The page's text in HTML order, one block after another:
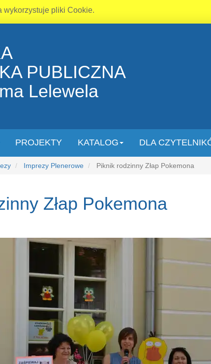
wykorzystuje pliki Cookie.
PUBLICZNA
Lelewela
PROJEKTY KATALOG DLA
Imprezy Plenerowe Piknik rodzinny Złap Pokemona
Złap Pokemona